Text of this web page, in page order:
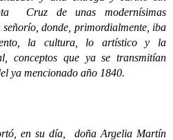
Cruz de unas modernísimas
señorío, donde, primordialmente, iba
la cultura, lo artístico y la
conceptos que ya se transmitían
ya mencionado año 1840.
su día, doña Argelia Martín